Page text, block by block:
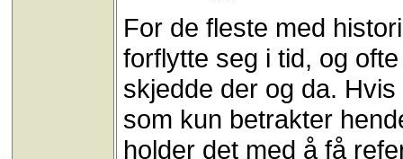
For de fleste med
forflytte seg i tid, og
skjedde der og da.
som kun betrakter
holder det med å få